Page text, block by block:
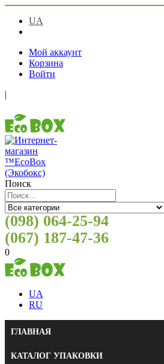
UA
Мой аккаунт
Корзина
Войти
|
Поиск
(098) 064-25-94
(067) 187-47-36
0
UA
RU
ГЛАВНАЯ
КАТАЛОГ УПАКОВКИ